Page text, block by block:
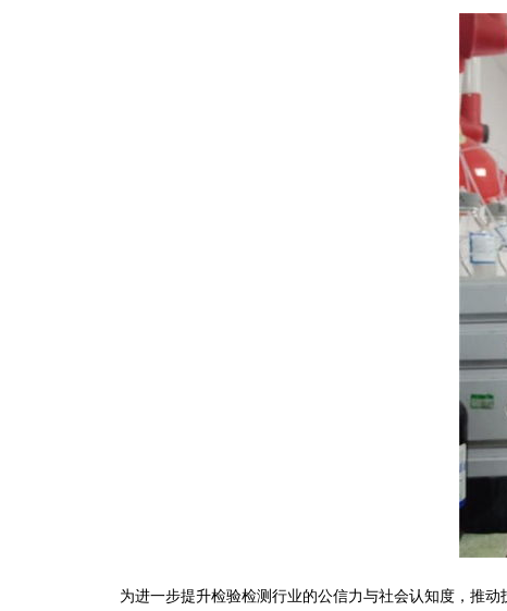
为进一步提升检验检测行业的公信力与社会认知度，推